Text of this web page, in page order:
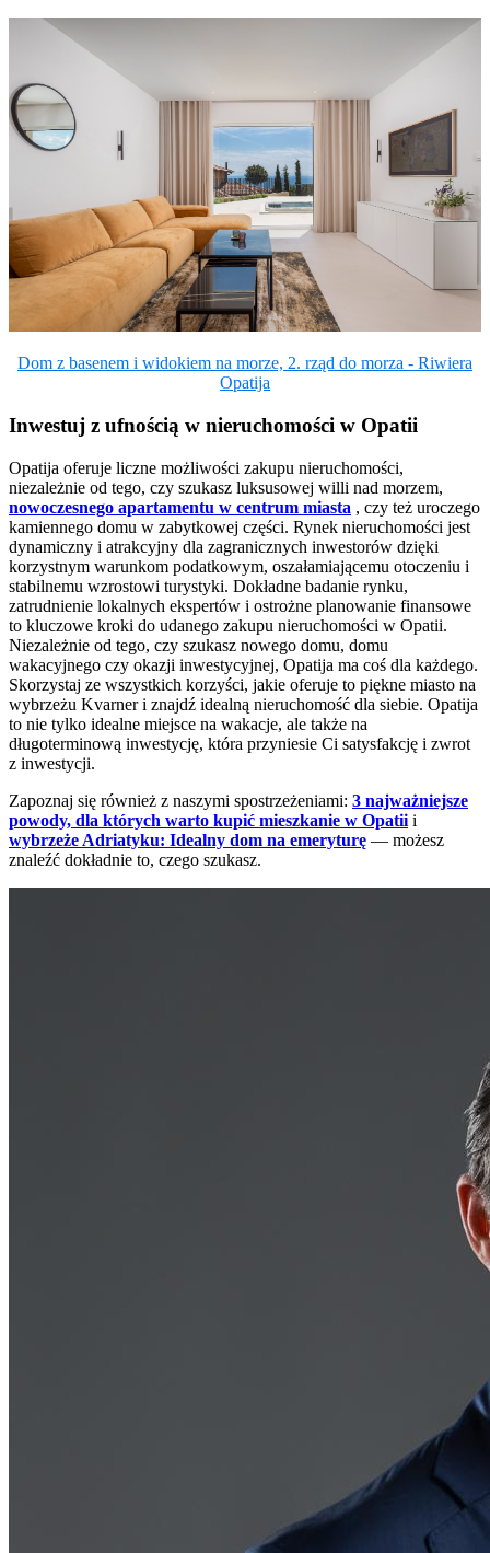
Dom z basenem i widokiem na morze, 2. rząd do morza - Riwiera
Opatija
Inwestuj z ufnością w nieruchomości w Opatii
Opatija oferuje liczne możliwości zakupu nieruchomości,
niezależnie od tego, czy szukasz luksusowej willi nad morzem,
nowoczesnego apartamentu w centrum miasta , czy też uroczego
kamiennego domu w zabytkowej części. Rynek nieruchomości jest
dynamiczny i atrakcyjny dla zagranicznych inwestorów dzięki
korzystnym warunkom podatkowym, oszałamiającemu otoczeniu i
stabilnemu wzrostowi turystyki. Dokładne badanie rynku,
zatrudnienie lokalnych ekspertów i ostrożne planowanie finansowe
to kluczowe kroki do udanego zakupu nieruchomości w Opatii.
Niezależnie od tego, czy szukasz nowego domu, domu
wakacyjnego czy okazji inwestycyjnej, Opatija ma coś dla każdego.
Skorzystaj ze wszystkich korzyści, jakie oferuje to piękne miasto na
wybrzeżu Kvarner i znajdź idealną nieruchomość dla siebie. Opatija
to nie tylko idealne miejsce na wakacje, ale także na
długoterminową inwestycję, która przyniesie Ci satysfakcję i zwrot
z inwestycji.
Zapoznaj się również z naszymi spostrzeżeniami: 3 najważniejsze
powody, dla których warto kupić mieszkanie w Opatii i
wybrzeże Adriatyku: Idealny dom na emeryturę — możesz
znaleźć dokładnie to, czego szukasz.